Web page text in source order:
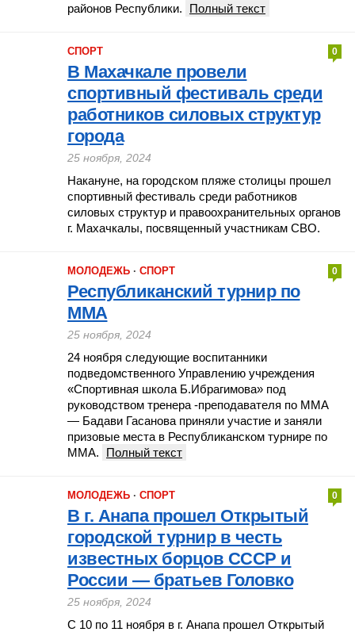
районов Республики.
Полный текст
СПОРТ 0
В Махачкале провели
спортивный фестиваль среди
работников силовых структур
города
25 ноября, 2024
Накануне, на городском пляже столицы прошел
спортивный фестиваль среди работников
силовых структур и правоохранительных органов
г. Махачкалы, посвященный участникам СВО.
МОЛОДЕЖЬ · СПОРТ 0
Республиканский турнир по
ММА
25 ноября, 2024
24 ноября следующие воспитанники
подведомственного Управлению учреждения
«Спортивная школа Б.Ибрагимова» под
руководством тренера -преподавателя по ММА
— Бадави Гасанова приняли участие и заняли
призовые места в Республиканском турнире по
ММА.
Полный текст
МОЛОДЕЖЬ · СПОРТ 0
В г. Анапа прошел Открытый
городской турнир в честь
известных борцов СССР и
России — братьев Головко
25 ноября, 2024
С 10 по 11 ноября в г. Анапа прошел Открытый